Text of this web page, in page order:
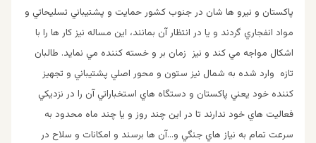
پاكستان و نيرو ها شان در جنوب كشور حمايت و پشتيباني تسليحاتي و
مواد انفجاري گردند و يا در انتظار آن بمانند، اين مساله نيز كار ها را با
اشكال مواجه مي كند و نيز زمان بر و خسته كننده مي نمايد. طالبان
تازه وارد شده به شمال نيز ستون و محور اصلي پشتيباني و تجهيز
كننده خود يعني پاكستان و دستگاه هاي استخباراتي آن را در نزديكي
فعاليت هاي خود ندارند تا در اين چند روز و يا چند ماه محدود به
سرعت تمام به نياز هاي جنگي و…آن ها برسند و امكانات و سلاح در